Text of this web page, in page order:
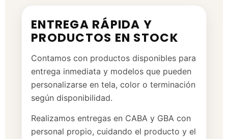
ENTREGA RÁPIDA Y
PRODUCTOS EN STOCK
Contamos con productos disponibles para
entrega inmediata y modelos que pueden
personalizarse en tela, color o terminación
según disponibilidad.
Realizamos entregas en CABA y GBA con
personal propio, cuidando el producto y el